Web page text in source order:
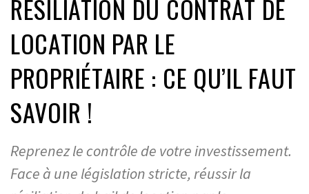
RÉSILIATION DU CONTRAT DE
LOCATION PAR LE
PROPRIÉTAIRE : CE QU’IL FAUT
SAVOIR !
Reprenez le contrôle de votre investissement.
Face à une législation stricte, réussir la